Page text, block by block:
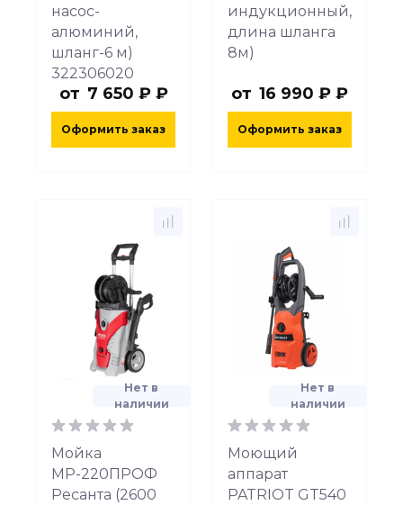
насос-
алюминий,
шланг-6 м)
322306020
от 7 650 ₽ ₽
Оформить заказ
индукционный,
длина шланга
8м)
от 16 990 ₽ ₽
Оформить заказ
Нет в
наличии
Мойка
МР-220ПРОФ
Ресанта (2600
Нет в
наличии
Моющий
аппарат
PATRIOT GT540